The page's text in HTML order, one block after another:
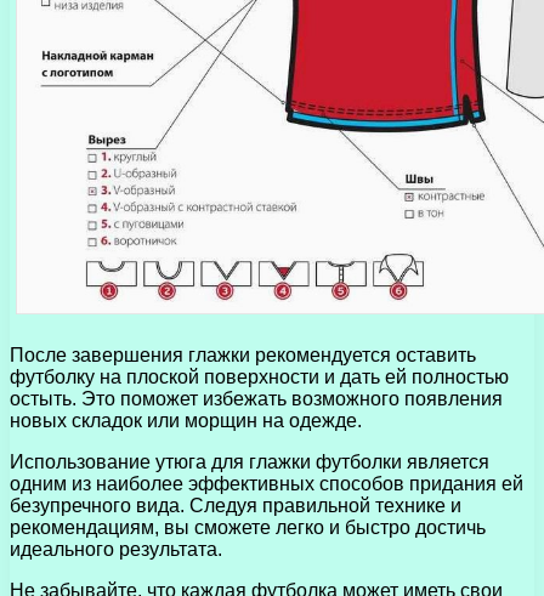
После завершения глажки рекомендуется оставить
футболку на плоской поверхности и дать ей полностью
остыть. Это поможет избежать возможного появления
новых складок или морщин на одежде.
Использование утюга для глажки футболки является
одним из наиболее эффективных способов придания ей
безупречного вида. Следуя правильной технике и
рекомендациям, вы сможете легко и быстро достичь
идеального результата.
Не забывайте, что каждая футболка может иметь свои